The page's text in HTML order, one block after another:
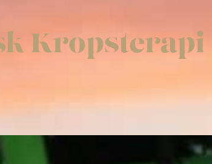
Kropsterapi